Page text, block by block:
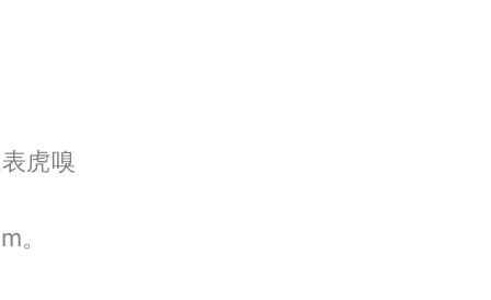
虎嗅
。